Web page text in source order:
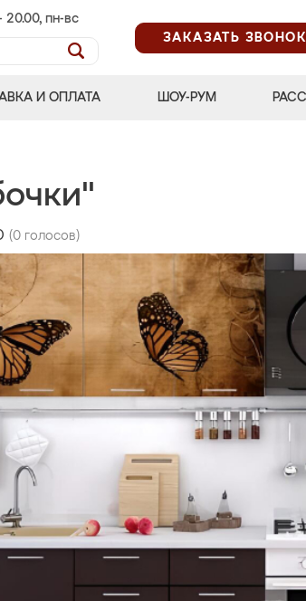
20.00, пн-вс
ЗАКАЗАТЬ ЗВОНОК
И ОПЛАТА ШОУ-РУМ
(0 голосов)